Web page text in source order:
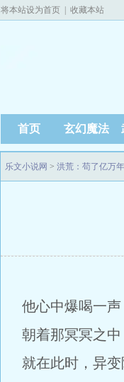
将本站设为首页 收藏本站
首页 玄幻魔法
乐文小说网 > 洪荒：苟了亿万
他心中爆喝一
朝着那冥冥之
就在此时，异变